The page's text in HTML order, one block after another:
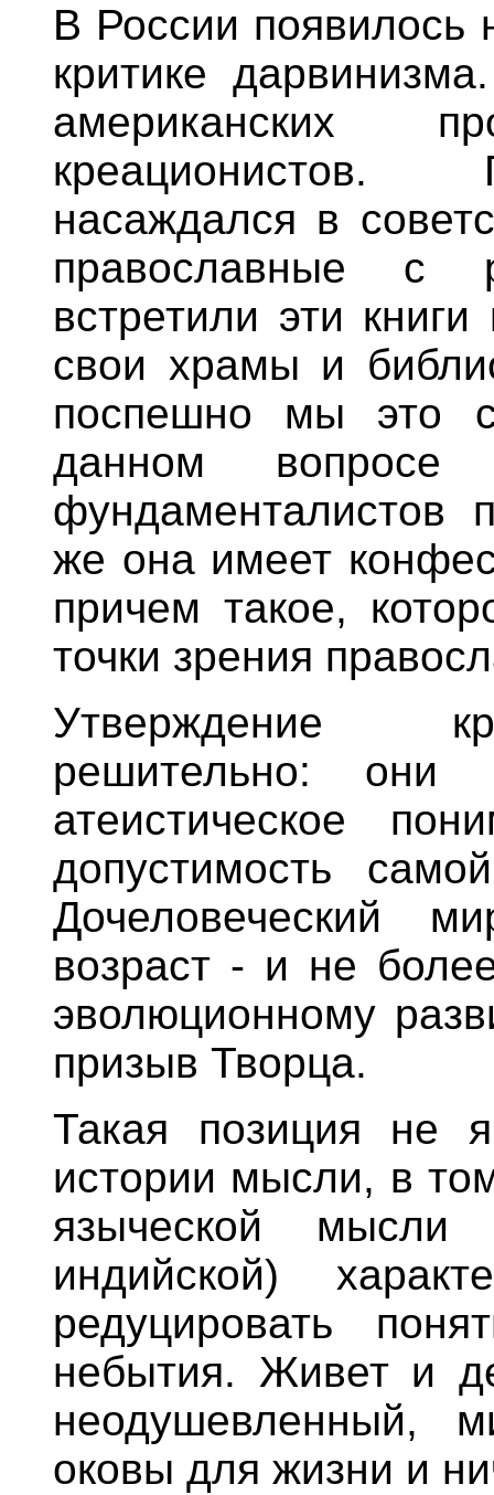
В России появилось
критике
американских
креационистов.
насаждался в
православные с
встретили эти
свои храмы и
поспешно мы это
данном вопросе
фундаменталистов
же она имеет
причем такое,
точки зрения
Утверждение
решительно: они
атеистическое
допустимость
Дочеловеческий
возраст - и не
эволюционному
призыв Творца.
Такая позиция не
истории мысли, в
языческой
индийской)
редуцировать
небытия. Живет и
неодушевленный,
оковы для жизни и